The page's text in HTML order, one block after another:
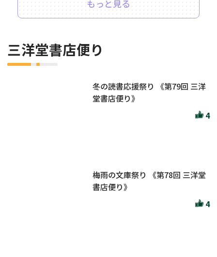
もっと見る
三洋堂書店便り
冬の読書応援祭り 《第79回 三洋
堂書店便り》
4
梅雨の文庫祭り 《第78回 三洋堂
書店便り》
4